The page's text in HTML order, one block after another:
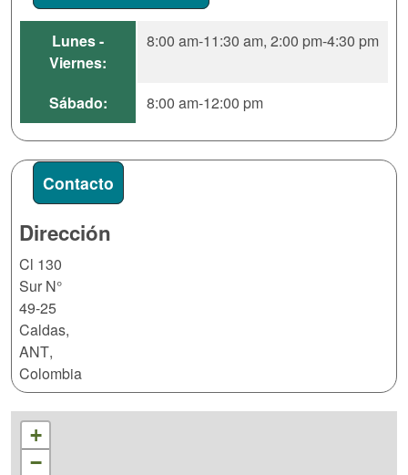
Lunes -
Viernes:
8:00 am-11:30 am, 2:00 pm-4:30 pm
Sábado: 8:00 am-12:00 pm
Contacto
Dirección
Cl 130
Sur N°
49-25
Caldas,
ANT,
Colombia
+
−